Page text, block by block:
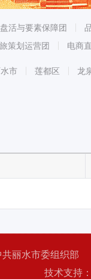
活与要素保障团
策划运营团 电商
市 莲都区
龙
共丽水市委组织部
技术支持